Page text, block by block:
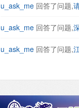
u_ask_me 回答了问题,
u_ask_me 回答了问题,
u_ask_me 回答了问题,